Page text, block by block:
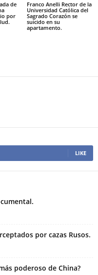
de
por
Franco Anelli Rector de la
Universidad Católica del
Sagrado Corazón se
suicido en su
apartamento.
LIKE
por cazas Rusos.
poderoso de China?